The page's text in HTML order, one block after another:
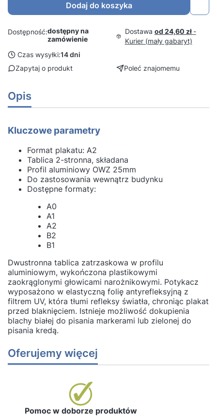
Dodaj do koszyka
Dostępność:dostępny na
zamówienie
Dostawa od 24,60 zł -
Kurier (mały gabaryt)
Czas wysyłki:14 dni
Zapytaj o produkt
Poleć znajomemu
Opis
Kluczowe parametry
Format plakatu: A2
Tablica 2-stronna, składana
Profil aluminiowy OWZ 25mm
Do zastosowania wewnątrz budynku
Dostępne formaty:
A0
A1
A2
B2
B1
Dwustronna tablica zatrzaskowa w profilu
aluminiowym, wykończona plastikowymi
zaokrąglonymi głowicami narożnikowymi. Potykacz
wyposażono w elastyczną folię antyrefleksyjną z
filtrem UV, która tłumi refleksy światła, chroniąc plakat
przed blaknięciem. Istnieje możliwość dokupienia
blachy białej do pisania markerami lub zielonej do
pisania kredą.
Oferujemy więcej
Pomoc w doborze produktów